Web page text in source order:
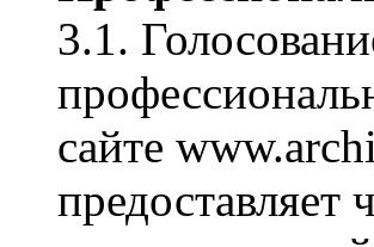
3.1.
сайте